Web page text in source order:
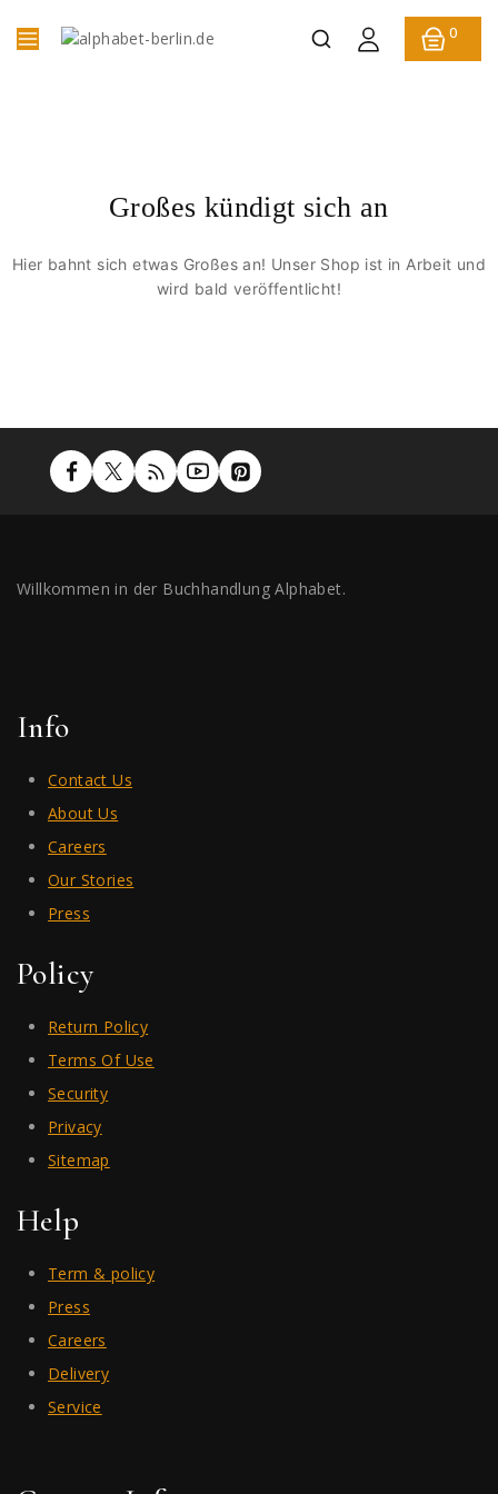
0
Großes kündigt sich an
Hier bahnt sich etwas Großes an! Unser Shop ist in Arbeit und
wird bald veröffentlicht!
Willkommen in der Buchhandlung Alphabet.
Info
Contact Us
About Us
Careers
Our Stories
Press
Policy
Return Policy
Terms Of Use
Security
Privacy
Sitemap
Help
Term & policy
Press
Careers
Delivery
Service